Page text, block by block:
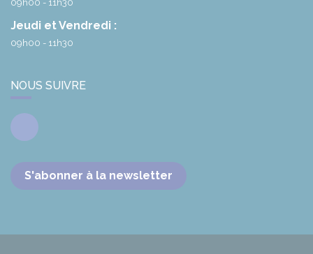
09h00 - 11h30
Jeudi et Vendredi :
09h00 - 11h30
NOUS SUIVRE
Facebook
S'abonner à la newsletter